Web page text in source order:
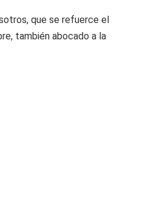
que se refuerce el
también abocado a la